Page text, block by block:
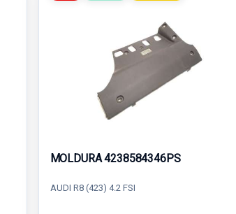
MOLDURA 4238584346PS
AUDI R8 (423) 4.2 FSI